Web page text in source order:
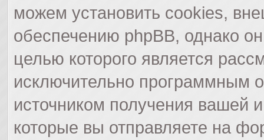
можем установить cookies,
обеспечению phpBB, однако
целью которого является
исключительно программным
источником получения
которые вы отправляете на